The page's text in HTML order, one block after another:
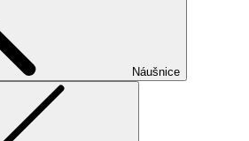
Náušnice